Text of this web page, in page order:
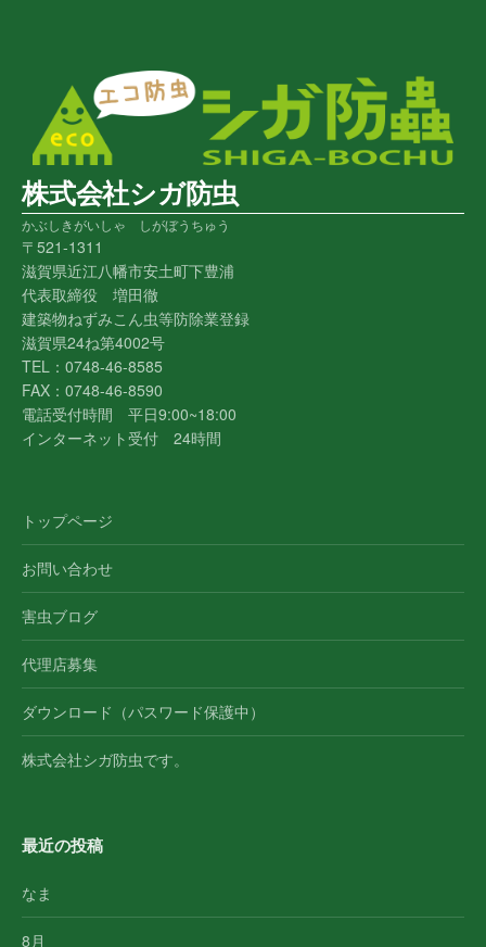
株式会社シガ防虫
かぶしきがいしゃ しがぼうちゅう
〒521-1311
滋賀県近江八幡市安土町下豊浦
代表取締役 増田徹
建築物ねずみこん虫等防除業登録
滋賀県24ね第4002号
TEL：0748-46-8585
FAX：0748-46-8590
電話受付時間 平日9:00~18:00
インターネット受付 24時間
トップページ
お問い合わせ
害虫ブログ
代理店募集
ダウンロード（パスワード保護中）
株式会社シガ防虫です。
最近の投稿
なま
8月